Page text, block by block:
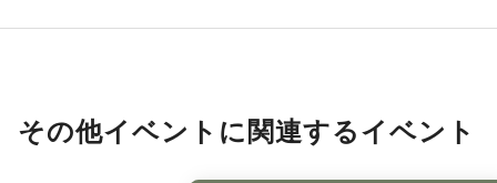
その他イベントに関連するイベント